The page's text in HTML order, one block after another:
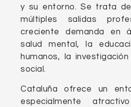
y su entorno. Se trata
múltiples salidas
creciente demanda en
salud mental, la
humanos, la
social.
Cataluña ofrece un
especialmente